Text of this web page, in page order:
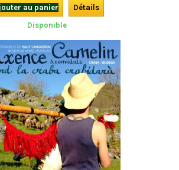
une musique à danser pour un balèti endiablé !
au panier
Détails
Disponible